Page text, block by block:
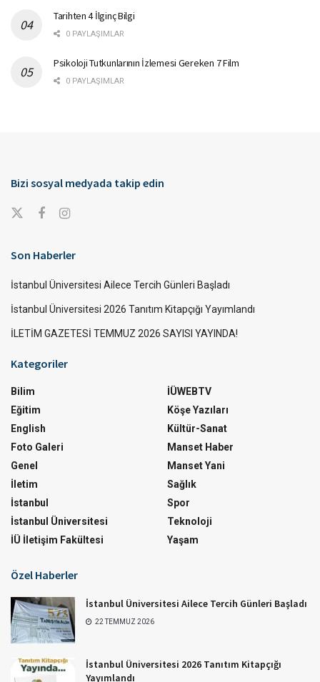
Tarihten 4 İlginç Bilgi
0 PAYLAŞIMLAR
Psikoloji Tutkunlarının İzlemesi Gereken 7 Film
0 PAYLAŞIMLAR
Bizi sosyal medyada takip edin
Son Haberler
İstanbul Üniversitesi Ailece Tercih Günleri Başladı
İstanbul Üniversitesi 2026 Tanıtım Kitapçığı Yayımlandı
İLETİM GAZETESİ TEMMUZ 2026 SAYISI YAYINDA!
Kategoriler
Bilim
Eğitim
English
Foto Galeri
Genel
İletim
İstanbul
İstanbul Üniversitesi
İÜ İletişim Fakültesi
İÜWEBTV
Köşe Yazıları
Kültür-Sanat
Manset Haber
Manset Yani
Sağlık
Spor
Teknoloji
Yaşam
Özel Haberler
İstanbul Üniversitesi Ailece Tercih Günleri Başladı
22 TEMMUZ 2026
İstanbul Üniversitesi 2026 Tanıtım Kitapçığı
Yayımlandı